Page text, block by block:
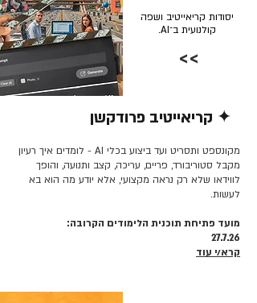
יסודות קריאייטיב ושפה
קולנועית ב־AI.
>>
✦ קריאייטיב פרודקשן
מקונספט ותסריט ועד ביצוע בכלי AI - לומדים איך רעיון
מקבל סטוריבורד, פריים, עריכה, קצב ותנועה, והופך
לווידאו שלא רק נראה מקצועי, אלא יודע מה הוא בא
לעשות.
מועד פתיחת תוכנית הלימודים הקרובה:
27.7.26
קרא/י עוד